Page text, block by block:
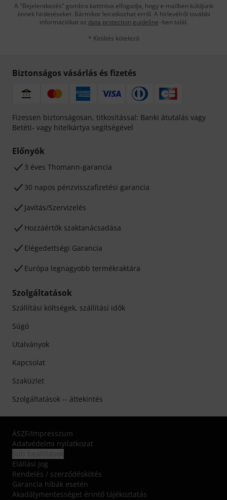
A "Bejelentkezés" gombra kattintva elfogadja, hogy e-mailben küldjünk
önnek hirdetéseket. Bármikor leiratkozhat erről. A hírlevélről további
információkat az data protection guideline -ben talál.
* Kitöltés kötelező
Biztonságos vásárlás és fizetés
Fizessen biztonságosan, titkosítással: Banki átutalás vagy
Betéti- vagy hitelkártya segítségével
Előnyök
3 éves Thomann-garancia
30 napos pénzvisszafizetési garancia
Javítás/Szervizelés
Hozzáértők szaktanácsadása
Elégedettségi Garancia
Európa legnagyobb termékraktára
Szolgáltatások
Szállítási költségek, szállítási idők
Súgó
Utalványok
Kapcsolat
Szaküzlet
Szolgáltatások -- áttekintés
ÁSZF/Impresszum
Adatvédelmi nyilatkozat
Elállási jog
Rendelés / szerződéskötés
Garancia hibák esetén
Akadálymentességet érintő tájékoztatás